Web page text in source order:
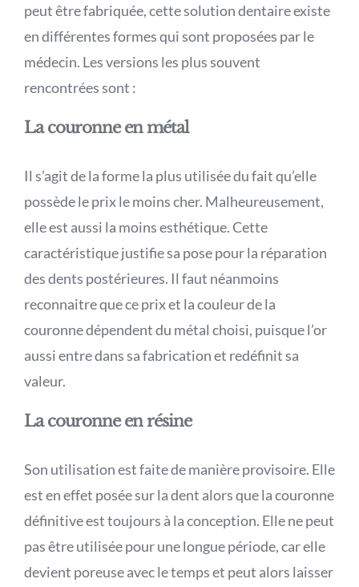
peut être fabriquée, cette solution dentaire existe
en différentes formes qui sont proposées par le
médecin. Les versions les plus souvent
rencontrées sont :
La couronne en métal
Il s’agit de la forme la plus utilisée du fait qu’elle
possède le prix le moins cher. Malheureusement,
elle est aussi la moins esthétique. Cette
caractéristique justifie sa pose pour la réparation
des dents postérieures. Il faut néanmoins
reconnaitre que ce prix et la couleur de la
couronne dépendent du métal choisi, puisque l’or
aussi entre dans sa fabrication et redéfinit sa
valeur.
La couronne en résine
Son utilisation est faite de manière provisoire. Elle
est en effet posée sur la dent alors que la couronne
définitive est toujours à la conception. Elle ne peut
pas être utilisée pour une longue période, car elle
devient poreuse avec le temps et peut alors laisser